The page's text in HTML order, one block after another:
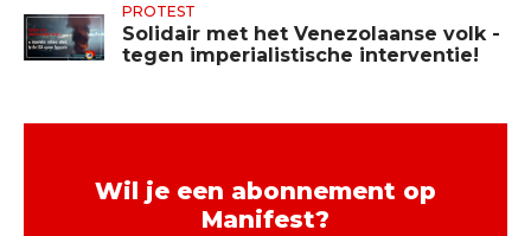
PROTEST
Solidair met het Venezolaanse volk -
tegen imperialistische interventie!
Wil je een abonnement op
Manifest?